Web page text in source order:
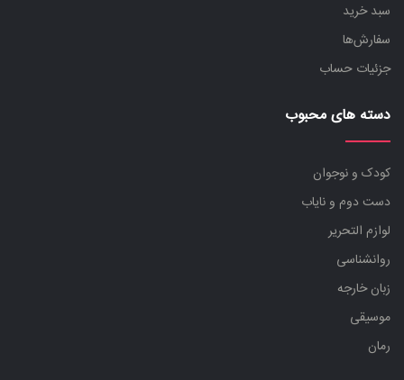
سبد خرید
سفارش‌ها
جزئیات حساب
دسته های محبوب
کودک و نوجوان
دست دوم و نایاب
لوازم التحریر
روانشناسی
زبان خارجه
موسیقی
رمان